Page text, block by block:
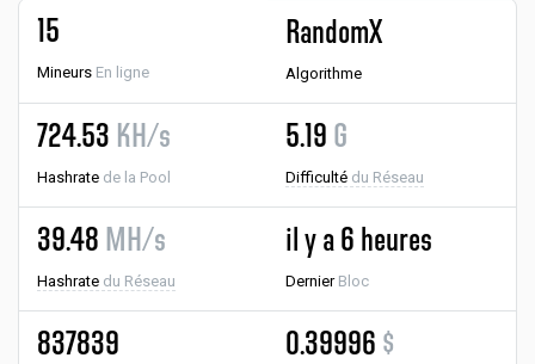
15
Mineurs En ligne
RandomX
Algorithme
724.53 KH/s
Hashrate de la Pool
5.19 G
Difficulté du Réseau
39.48 MH/s
Hashrate du Réseau
il y a 6 heures
Dernier Bloc
837839 0.39996 $